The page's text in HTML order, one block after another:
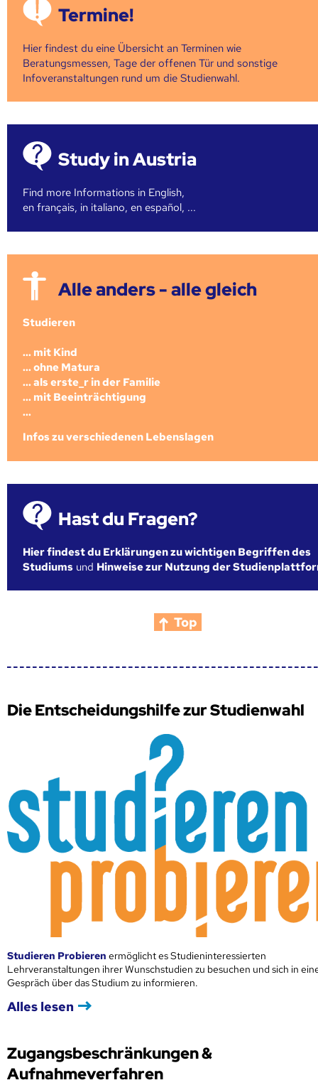
Termine!
Hier findest du eine Übersicht an Terminen wie
Beratungsmessen, Tage der offenen Tür und sonstige
Infoveranstaltungen rund um die Studienwahl.
Study in Austria
Find more Informations in English,
en français, in italiano, en español, ...
Alle anders - alle gleich
Studieren
... mit Kind
... ohne Matura
... als erste_r in der Familie
... mit Beeinträchtigung
...
Infos zu verschiedenen Lebenslagen
Hast du Fragen?
Hier findest du Erklärungen zu wichtigen Begriffen des
Studiums und Hinweise zur Nutzung der
Top
Die Entscheidungshilfe zur Studienwahl
Studieren Probieren ermöglicht es Studieninteressierten
Lehrveranstaltungen ihrer Wunschstudien zu besuchen und sich in
Gespräch über das Studium zu informieren.
Alles lesen
Zugangsbeschränkungen &
Aufnahmeverfahren